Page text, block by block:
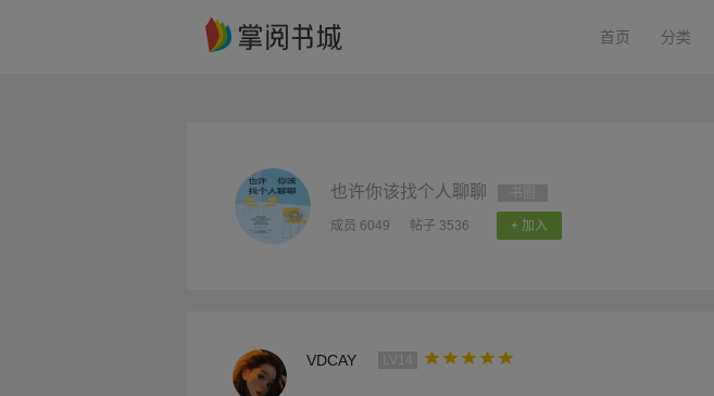
首页 分类
也许你该找个人聊聊
成员 6049 帖子 3536
+ 加入
VDCAY